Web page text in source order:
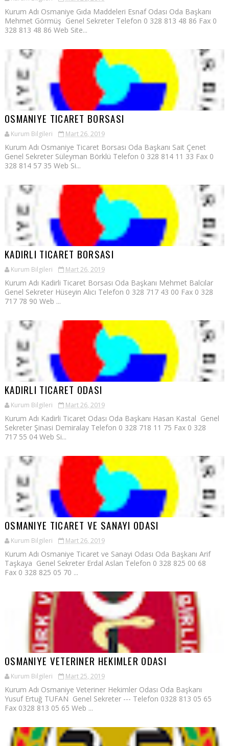
Kurum Adı Osmaniye Gıda Maddeleri Esnaf Odası Oda Başkanı
Mehmet Görmüş Genel Sekreter Telefon 0 328 813 48 86 Fax 0
328 813 48 86 Web Site...
OSMANIYE TICARET BORSASI
Kurum Bilgileri Mart 26, 2019
Kurum Adı Osmaniye Ticaret Borsası Oda Başkanı Sait Çenet
Genel Sekreter Süleyman Börklü Telefon 0 328 814 11 33 Fax 0
328 814 57 35 Web Si...
KADIRLI TICARET BORSASI
Kurum Bilgileri Mart 26, 2019
Kurum Adı Kadirli Ticaret Borsası Oda Başkanı Mehmet Balcılar
Genel Sekreter Hüseyin Alıcı Telefon 0 328 717 43 00 Fax 0 328
717 78 90 Web ...
KADIRLI TICARET ODASI
Kurum Bilgileri Mart 26, 2019
Kurum Adı Kadirli Ticaret Odası Oda Başkanı Hasan Kastal Genel
Sekreter Şinasi Demiralay Telefon 0 328 718 11 75 Fax 0 328
717 55 04 Web Si...
OSMANIYE TICARET VE SANAYI ODASI
Kurum Bilgileri Mart 26, 2019
Kurum Adı Osmaniye Ticaret ve Sanayi Odası Oda Başkanı Arif
Taşkaya Genel Sekreter Erdal Aslan Telefon 0 328 825 00 68
Fax 0 328 825 05 70 ...
OSMANIYE VETERINER HEKIMLER ODASI
Kurum Bilgileri Mart 25, 2019
Kurum Adı Osmaniye Veteriner Hekimler Odası Oda Başkanı
Yusuf Ertuğ TUFAN Genel Sekreter --- Telefon 0328 813 05 65
Fax 0328 813 05 65 Web ...